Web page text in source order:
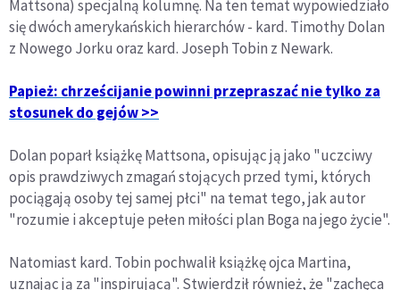
Mattsona) specjalną kolumnę. Na ten temat wypowiedziało
się dwóch amerykańskich hierarchów - kard. Timothy Dolan
z Nowego Jorku oraz kard. Joseph Tobin z Newark.
Papież: chrześcijanie powinni przepraszać nie tylko za
stosunek do gejów >>
Dolan poparł książkę Mattsona, opisując ją jako "uczciwy
opis prawdziwych zmagań stojących przed tymi, których
pociągają osoby tej samej płci" na temat tego, jak autor
"rozumie i akceptuje pełen miłości plan Boga na jego życie".
Natomiast kard. Tobin pochwalił książkę ojca Martina,
uznając ją za "inspirującą". Stwierdził również, że "zachęca